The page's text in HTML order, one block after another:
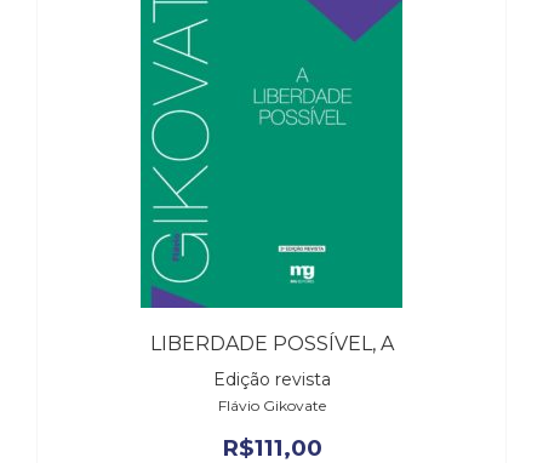
LIBERDADE POSSÍVEL, A
Edição revista
Flávio Gikovate
R$111,00